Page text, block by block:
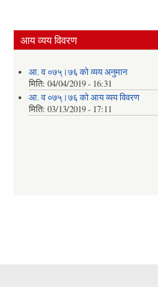
आय व्यय विवरण
आ. व ०७५्।७६ को व्यय अनुमान
मिति:04/04/2019 - 16:31
आ. व ०७५्।७६ को आय व्यय विवरण
मिति:03/13/2019 - 17:11